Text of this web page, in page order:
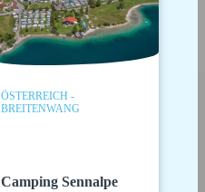
ÖSTERREICH -
BREITENWANG
Camping Sennalpe